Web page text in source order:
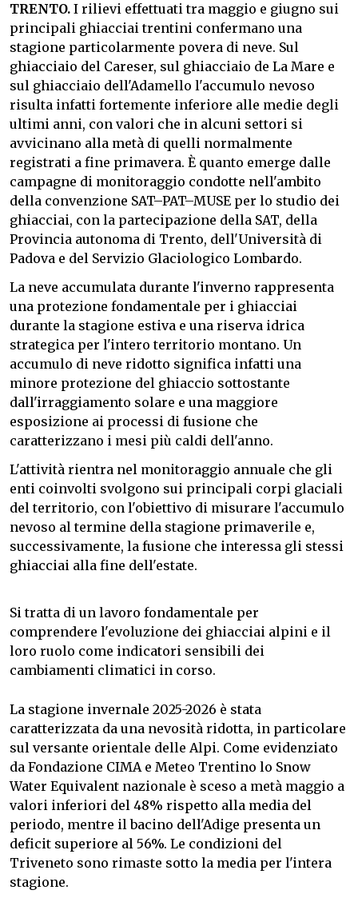
TRENTO. I rilievi effettuati tra maggio e giugno sui
principali ghiacciai trentini confermano una
stagione particolarmente povera di neve. Sul
ghiacciaio del Careser, sul ghiacciaio de La Mare e
sul ghiacciaio dell'Adamello l'accumulo nevoso
risulta infatti fortemente inferiore alle medie degli
ultimi anni, con valori che in alcuni settori si
avvicinano alla metà di quelli normalmente
registrati a fine primavera. È quanto emerge dalle
campagne di monitoraggio condotte nell'ambito
della convenzione SAT–PAT–MUSE per lo studio dei
ghiacciai, con la partecipazione della SAT, della
Provincia autonoma di Trento, dell'Università di
Padova e del Servizio Glaciologico Lombardo.
La neve accumulata durante l'inverno rappresenta
una protezione fondamentale per i ghiacciai
durante la stagione estiva e una riserva idrica
strategica per l'intero territorio montano. Un
accumulo di neve ridotto significa infatti una
minore protezione del ghiaccio sottostante
dall'irraggiamento solare e una maggiore
esposizione ai processi di fusione che
caratterizzano i mesi più caldi dell'anno.
L'attività rientra nel monitoraggio annuale che gli
enti coinvolti svolgono sui principali corpi glaciali
del territorio, con l'obiettivo di misurare l'accumulo
nevoso al termine della stagione primaverile e,
successivamente, la fusione che interessa gli stessi
ghiacciai alla fine dell'estate.
Si tratta di un lavoro fondamentale per
comprendere l'evoluzione dei ghiacciai alpini e il
loro ruolo come indicatori sensibili dei
cambiamenti climatici in corso.
La stagione invernale 2025-2026 è stata
caratterizzata da una nevosità ridotta, in particolare
sul versante orientale delle Alpi. Come evidenziato
da Fondazione CIMA e Meteo Trentino lo Snow
Water Equivalent nazionale è sceso a metà maggio a
valori inferiori del 48% rispetto alla media del
periodo, mentre il bacino dell'Adige presenta un
deficit superiore al 56%. Le condizioni del
Triveneto sono rimaste sotto la media per l'intera
stagione.